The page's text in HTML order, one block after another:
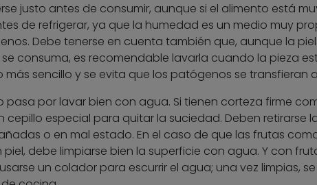
justo antes de consumir, aunque si el alimento está
de refrigerar, ya que la humedad es un medio muy
Debe tenerse en cuenta también que, aunque la
consuma, es recomendable lavarla cuando la pieza
más sencillo y se evita que los patógenos se transfieran
pasa por lavar bien con agua. Si tienen corteza firme
cepillo especial para quitar la suciedad. Deben retirarse
o en mal estado. En el caso de que las frutas
debe limpiarse bien la superficie con agua. Y con
un colador para escurrir el agua; una vez limpias,